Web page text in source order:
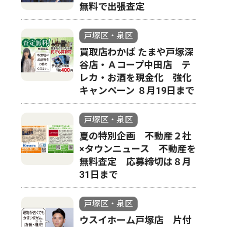
無料で出張査定
戸塚区・泉区
買取店わかば たまや戸塚深
谷店・Ａコープ中田店 テ
レカ・お酒を現金化 強化
キャンペーン ８月19日まで
戸塚区・泉区
夏の特別企画 不動産２社
×タウンニュース 不動産を
無料査定 応募締切は８月
31日まで
戸塚区・泉区
ウスイホーム戸塚店 片付